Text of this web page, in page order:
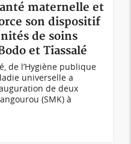
maternelle et
son dispositif
de soins
et Tiassalé
de l’Hygiène publique
universelle a
de deux
(SMK) à